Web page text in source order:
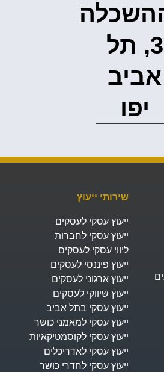
3, תל
אביב
יפו‭
שירותי ייעוץ
ייעוץ עסקי לעסקים
ייעוץ עסקי לחברות
ליווי עסקי לעסקים
ייעוץ פיננסי לעסקים
ייעוץ ארגוני לעסקים
ייעוץ שיווקי לעסקים
ייעוץ עסקי בתל אביב
ייעוץ עסקי למאמני כושר
ייעוץ עסקי לקוסמטיקאיות
ייעוץ עסקי לאדריכלים
ייעוץ עסקי לחדרי כושר